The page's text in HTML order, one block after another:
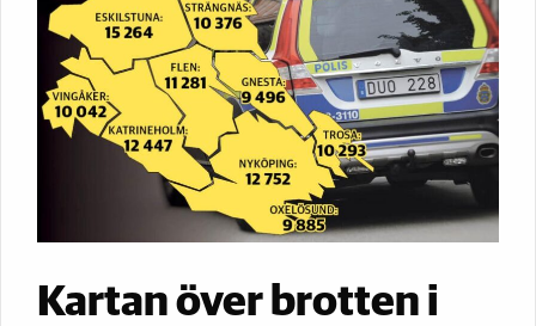
Kartan över brotten i